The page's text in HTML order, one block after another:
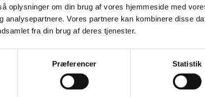
oplysninger om din brug af vores hjemmeside med
analysepartnere. Vores partnere kan kombinere disse
fra din brug af deres tjenester.
Præferencer Statistik
på sms
vores sms-service, så kan du
Få